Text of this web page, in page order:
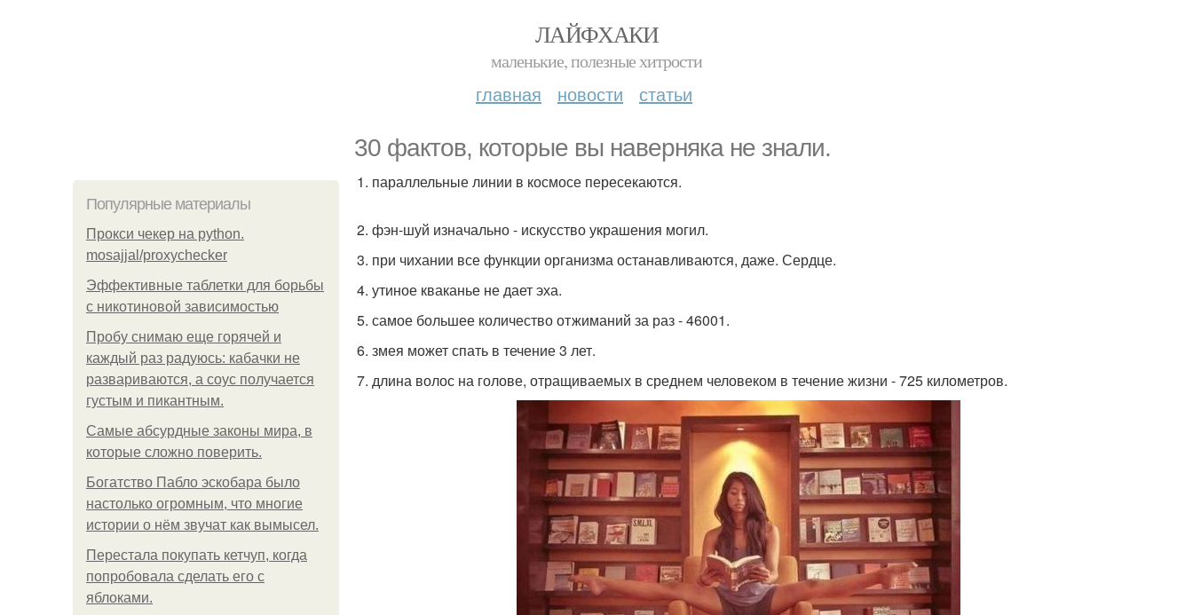
ЛАЙФХАКИ
маленькие, полезные хитрости
главная новости статьи
30 фактов, которые вы наверняка не знали.
Популярные материалы
Прокси чекер на python.
mosajjal/proxychecker
Эффективные таблетки для борьбы
с никотиновой зависимостью
Пробу снимаю еще горячей и
каждый раз радуюсь: кабачки не
развариваются, а соус получается
густым и пикантным.
Самые абсурдные законы мира, в
которые сложно поверить.
Богатство Пабло эскобара было
настолько огромным, что многие
истории о нём звучат как вымысел.
Перестала покупать кетчуп, когда
попробовала сделать его с
яблоками.
1. параллельные линии в космосе пересекаются.
2. фэн-шуй изначально - искусство украшения могил.
3. при чихании все функции организма останавливаются, даже. Сердце.
4. утиное кваканье не дает эха.
5. самое большее количество отжиманий за раз - 46001.
6. змея может спать в течение 3 лет.
7. длина волос на голове, отращиваемых в среднем человеком в течение жизни - 725 километров.